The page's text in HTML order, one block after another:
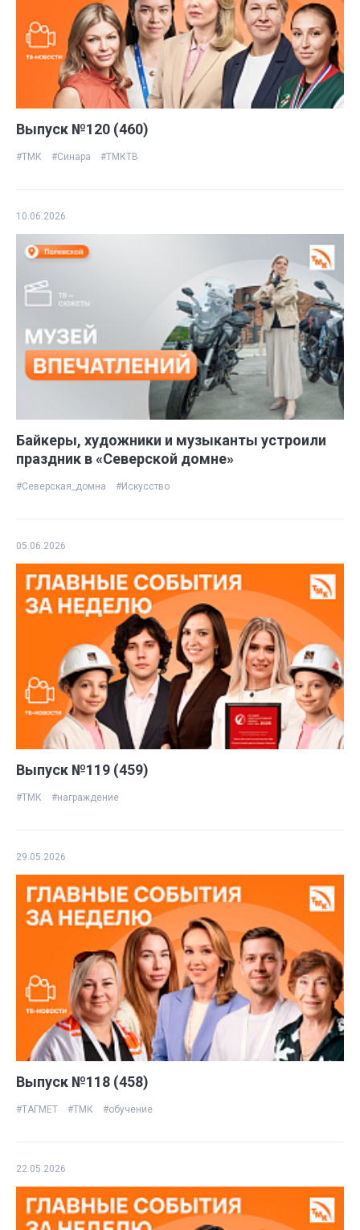
Выпуск №120 (460)
#ТМК #Синара #ТМКТВ
10.06.2026
Байкеры, художники и музыканты устроили
праздник в «Северской домне»
#Северская_домна #Искусство
05.06.2026
Выпуск №119 (459)
#ТМК #награждение
29.05.2026
Выпуск №118 (458)
#ТАГМЕТ #ТМК #обучение
22.05.2026